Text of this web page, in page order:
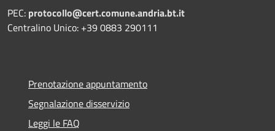
PEC: protocollo@cert.comune.andria.bt.it
Centralino Unico: +39 0883 290111
Prenotazione appuntamento
Segnalazione disservizio
Leggi le FAQ